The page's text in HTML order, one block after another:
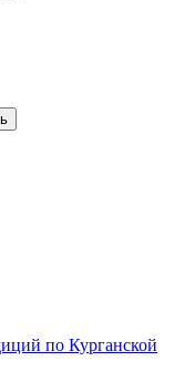
по Курганской